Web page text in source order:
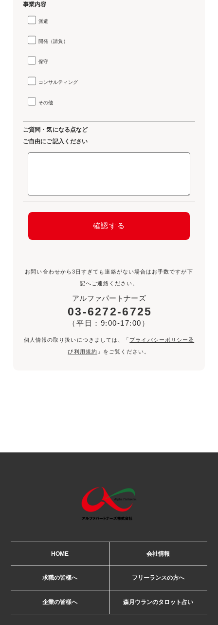
事業内容
派遣
開発（請負）
保守
コンサルティング
その他
ご質問・気になる点など
ご自由にご記入ください
お問い合わせから3日すぎても連絡がない場合はお手数ですが下
記へご連絡ください。
アルファパートナーズ
03-6272-6725
（平日：9:00-17:00）
個人情報の取り扱いにつきましては、「 プライバシーポリシー及
び利用規約 」をご覧ください。
HOME 会社情報
求職の皆様へ フリーランスの方へ
企業の皆様へ 森月ウランのタロット占い